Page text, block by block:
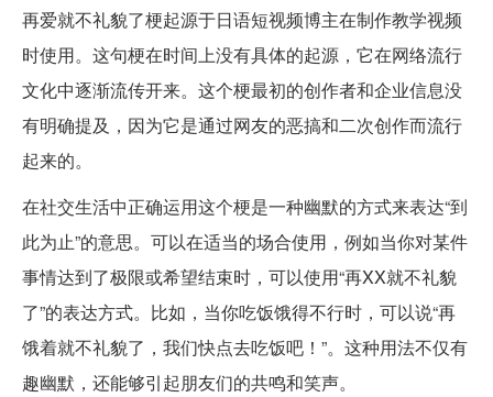
再爱就不礼貌了梗起源于日语短视频博主在制作教学视频
时使用。这句梗在时间上没有具体的起源，它在网络流行
文化中逐渐流传开来。这个梗最初的创作者和企业信息没
有明确提及，因为它是通过网友的恶搞和二次创作而流行
起来的。
在社交生活中正确运用这个梗是一种幽默的方式来表达“到
此为止”的意思。可以在适当的场合使用，例如当你对某件
事情达到了极限或希望结束时，可以使用“再XX就不礼貌
了”的表达方式。比如，当你吃饭饿得不行时，可以说“再
饿着就不礼貌了，我们快点去吃饭吧！”。这种用法不仅有
趣幽默，还能够引起朋友们的共鸣和笑声。